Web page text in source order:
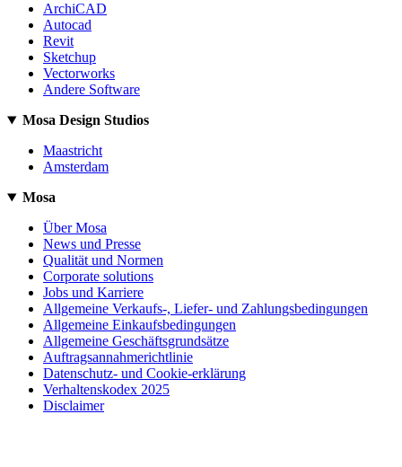
ArchiCAD
Autocad
Revit
Sketchup
Vectorworks
Andere Software
Mosa Design Studios
Maastricht
Amsterdam
Mosa
Über Mosa
News und Presse
Qualität und Normen
Corporate solutions
Jobs und Karriere
Allgemeine Verkaufs-, Liefer- und Zahlungsbedingungen
Allgemeine Einkaufsbedingungen
Allgemeine Geschäftsgrundsätze
Auftragsannahmerichtlinie
Datenschutz- und Cookie-erklärung
Verhaltenskodex 2025
Disclaimer